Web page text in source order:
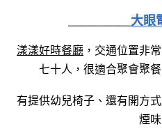
大眼
漾漾好時餐廳 ，交通位置非
七十人，很適合聚會聚
有提供幼兒椅子、還有開方
煙味